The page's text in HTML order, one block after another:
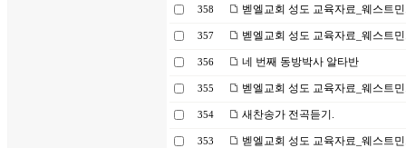
358 벧엘교회 성도 교육자료_웨스트
357 벧엘교회 성도 교육자료_웨스트
356 네 번째 동방박사 알타반
355 벧엘교회 성도 교육자료_웨스트
354 새찬송가 전곡듣기.
353 벧엘교회 성도 교육자료_웨스트